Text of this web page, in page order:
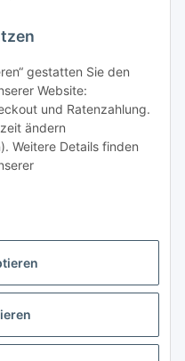
gestatten Sie den
Website:
und Ratenzahlung.
ändern
Weitere Details finden